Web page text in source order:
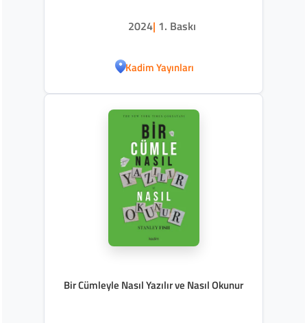
2024| 1. Baskı
Kadim Yayınları
Bir Cümleyle Nasıl Yazılır ve Nasıl Okunur